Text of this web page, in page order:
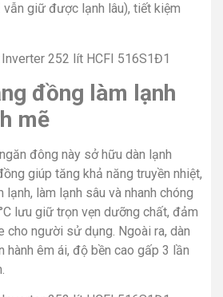
giữ được lạnh lâu), tiết kiệm
đồng làm lạnh
mẽ
đông này sở hữu dàn lạnh
giúp tăng khả năng truyền nhiệt,
làm lạnh sâu và nhanh chóng
lưu giữ trọn vẹn dưỡng chất, đảm
cho người sử dụng. Ngoài ra, dàn
hành êm ái, độ bền cao gấp 3 lần